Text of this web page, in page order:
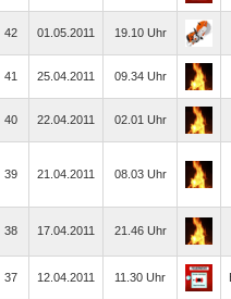
42 01.05.2011 19.10 Uhr
41 25.04.2011 09.34 Uhr
40 22.04.2011 02.01 Uhr
39 21.04.2011 08.03 Uhr
38 17.04.2011 21.46 Uhr
37 12.04.2011 11.30 Uhr